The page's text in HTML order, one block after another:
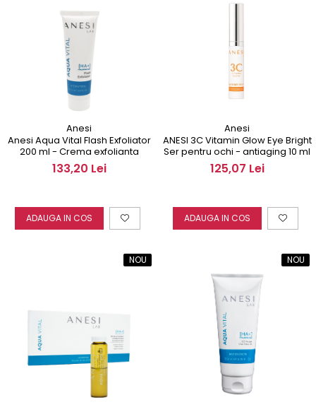
Anesi
Anesi Aqua Vital Flash Exfoliator
200 ml - Crema exfolianta
133,20 Lei
ADAUGA IN COS
Anesi
ANESI 3C Vitamin Glow Eye Bright
Ser pentru ochi - antiaging 10 ml
125,07 Lei
ADAUGA IN COS
NOU NOU